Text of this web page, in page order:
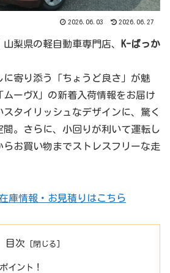
2026.06.03 2026.06.27
梨県の軽自動車専門店、
K-ばっか
に寄り添う「ちょうど良さ」が魅
ーヴX」の新着入荷情報をお届け
スタイリッシュなデザインに、驚く
間。さらに、小回りが利いて運転し
らお買い物までストレスフリーな走
庫情報・お見積りはこちら
目次
イント！